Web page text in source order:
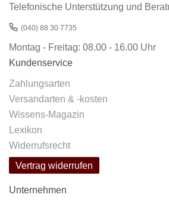
Telefonische Unterstützung und
(040) 88 30 7735
Montag - Freitag: 08.00 - 16.00 Uhr
Kundenservice
Zahlungsarten
Versandarten & -kosten
Wissens-Magazin
Lexikon
Widerrufsrecht
Vertrag widerrufen
Unternehmen